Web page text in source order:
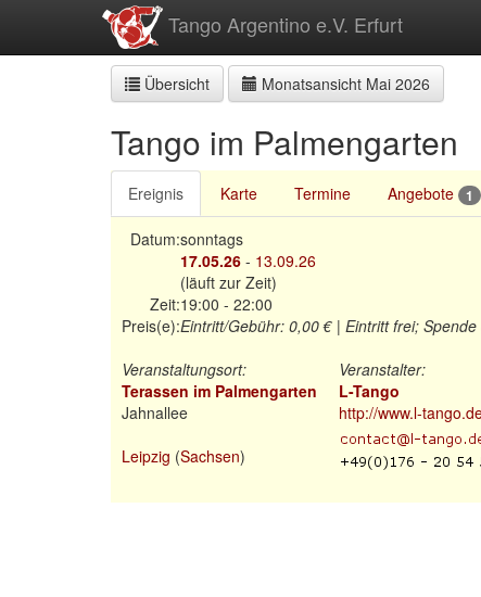
Tango Argentino e.V. Erfurt
Übersicht Monatsansicht Mai 2026
Tango im Palmengarten
Ereignis Karte Termine Angebote 1
Datum:sonntags
17.05.26 - 13.09.26
(läuft zur Zeit)
Zeit:19:00 - 22:00
Preis(e):Eintritt/Gebühr: 0,00 € | Eintritt frei;
Veranstaltungsort:
Terassen im Palmengarten
Jahnallee
Leipzig (Sachsen)
Veranstalter:
L-Tango
http://www.l-